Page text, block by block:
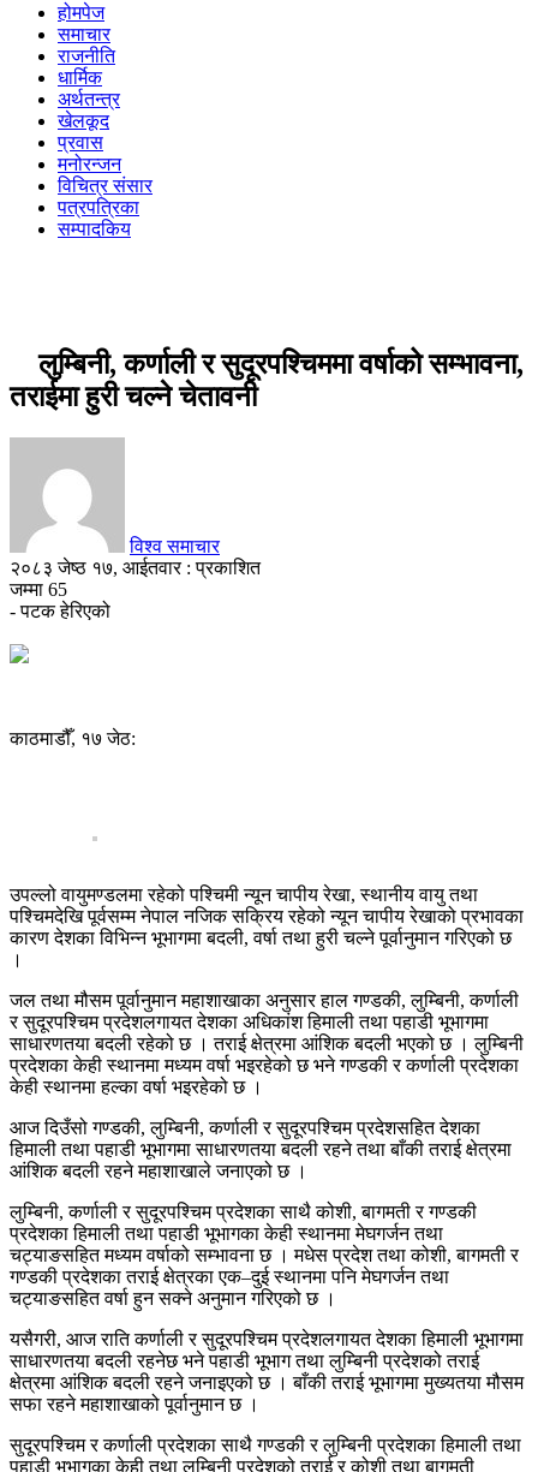
होमपेज
समाचार
राजनीति
धार्मिक
अर्थतन्त्र
खेलकूद
प्रवास
मनोरन्जन
विचित्र संसार
पत्रपत्रिका
सम्पादकिय
लुम्बिनी, कर्णाली र सुदूरपश्चिममा वर्षाको सम्भावना,
तराईमा हुरी चल्ने चेतावनी
विश्व समाचार
२०८३ जेष्ठ १७, आईतवार : प्रकाशित
जम्मा 65
- पटक हेरिएको
काठमाडौँ, १७ जेठ:
उपल्लो वायुमण्डलमा रहेको पश्चिमी न्यून चापीय रेखा, स्थानीय वायु तथा
पश्चिमदेखि पूर्वसम्म नेपाल नजिक सक्रिय रहेको न्यून चापीय रेखाको प्रभावका
कारण देशका विभिन्न भूभागमा बदली, वर्षा तथा हुरी चल्ने पूर्वानुमान गरिएको छ
।
जल तथा मौसम पूर्वानुमान महाशाखाका अनुसार हाल गण्डकी, लुम्बिनी, कर्णाली
र सुदूरपश्चिम प्रदेशलगायत देशका अधिकांश हिमाली तथा पहाडी भूभागमा
साधारणतया बदली रहेको छ । तराई क्षेत्रमा आंशिक बदली भएको छ । लुम्बिनी
प्रदेशका केही स्थानमा मध्यम वर्षा भइरहेको छ भने गण्डकी र कर्णाली प्रदेशका
केही स्थानमा हल्का वर्षा भइरहेको छ ।
आज दिउँसो गण्डकी, लुम्बिनी, कर्णाली र सुदूरपश्चिम प्रदेशसहित देशका
हिमाली तथा पहाडी भूभागमा साधारणतया बदली रहने तथा बाँकी तराई क्षेत्रमा
आंशिक बदली रहने महाशाखाले जनाएको छ ।
लुम्बिनी, कर्णाली र सुदूरपश्चिम प्रदेशका साथै कोशी, बागमती र गण्डकी
प्रदेशका हिमाली तथा पहाडी भूभागका केही स्थानमा मेघगर्जन तथा
चट्याङसहित मध्यम वर्षाको सम्भावना छ । मधेस प्रदेश तथा कोशी, बागमती र
गण्डकी प्रदेशका तराई क्षेत्रका एक–दुई स्थानमा पनि मेघगर्जन तथा
चट्याङसहित वर्षा हुन सक्ने अनुमान गरिएको छ ।
यसैगरी, आज राति कर्णाली र सुदूरपश्चिम प्रदेशलगायत देशका हिमाली भूभागमा
साधारणतया बदली रहनेछ भने पहाडी भूभाग तथा लुम्बिनी प्रदेशको तराई
क्षेत्रमा आंशिक बदली रहने जनाइएको छ । बाँकी तराई भूभागमा मुख्यतया मौसम
सफा रहने महाशाखाको पूर्वानुमान छ ।
सुदूरपश्चिम र कर्णाली प्रदेशका साथै गण्डकी र लुम्बिनी प्रदेशका हिमाली तथा
पहाडी भूभागका केही तथा लुम्बिनी प्रदेशको तराई र कोशी तथा बागमती